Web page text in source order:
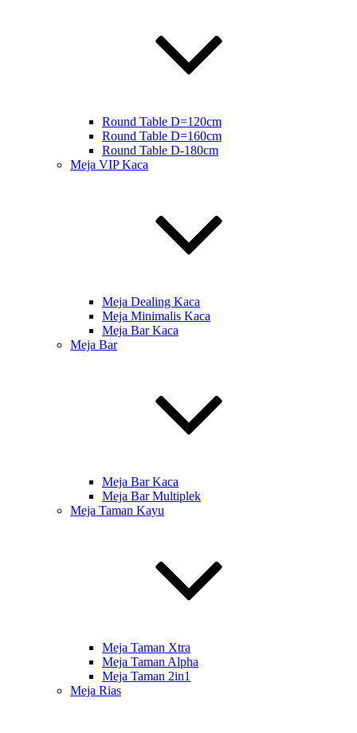
Round Table D=120cm
Round Table D=160cm
Round Table D-180cm
Meja VIP Kaca
Meja Dealing Kaca
Meja Minimalis Kaca
Meja Bar Kaca
Meja Bar
Meja Bar Kaca
Meja Bar Multiplek
Meja Taman Kayu
Meja Taman Xtra
Meja Taman Alpha
Meja Taman 2in1
Meja Rias